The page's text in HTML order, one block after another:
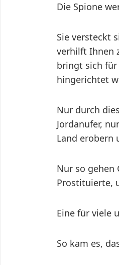
Die Spione
Sie versteckt
verhilft Ihnen
bringt sich für
hingerichtet
Nur durch
Jordanufer,
Land erobern
Nur so gehen
Prostituierte,
Eine für viele
So kam es,